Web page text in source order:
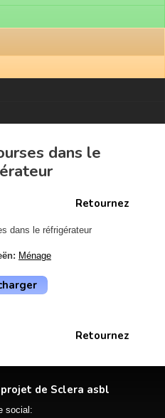
dans le
Retournez
Ménage
Retournez
de Sclera asbl
social: